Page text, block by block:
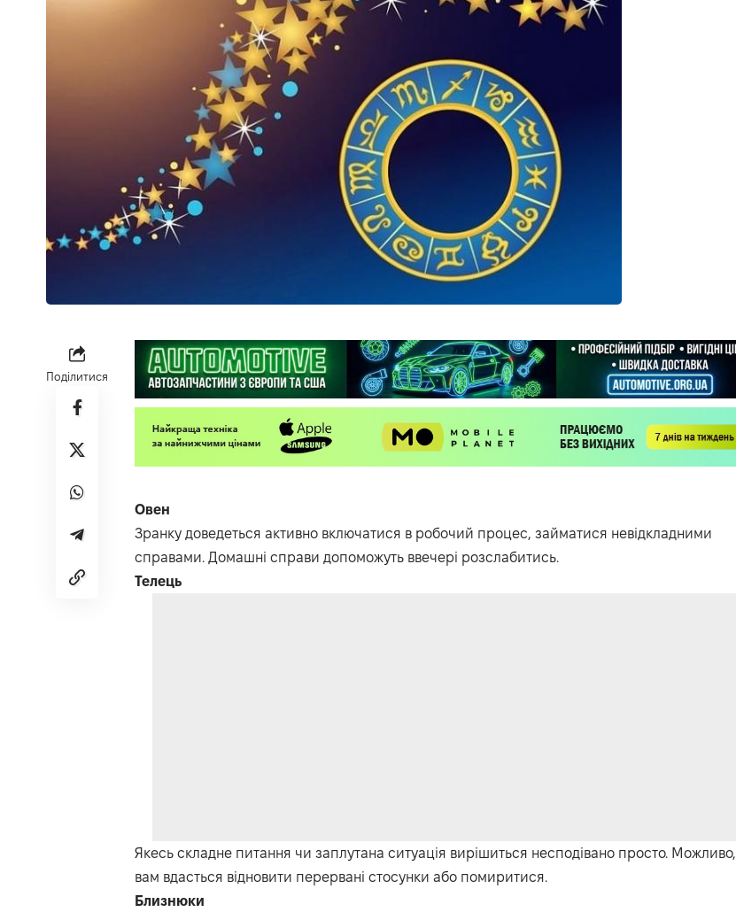
Поділитися
Овен
Зранку доведеться активно включатися в робочий процес, займатися невідкладними
справами. Домашні справи допоможуть ввечері розслабитись.
Телець
Якесь складне питання чи заплутана ситуація вирішиться несподівано просто. Можливо,
вам вдасться відновити перервані стосунки або помиритися.
Близнюки